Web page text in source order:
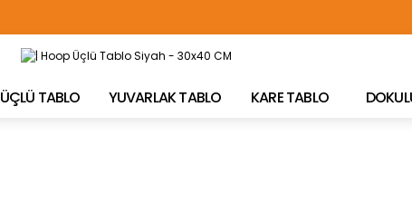
TÜRKİYE'NİN HER YERİNE ÜCRETSİZ KARGO!
ÜÇLÜ TABLO YUVARLAK TABLO KARE TABLO